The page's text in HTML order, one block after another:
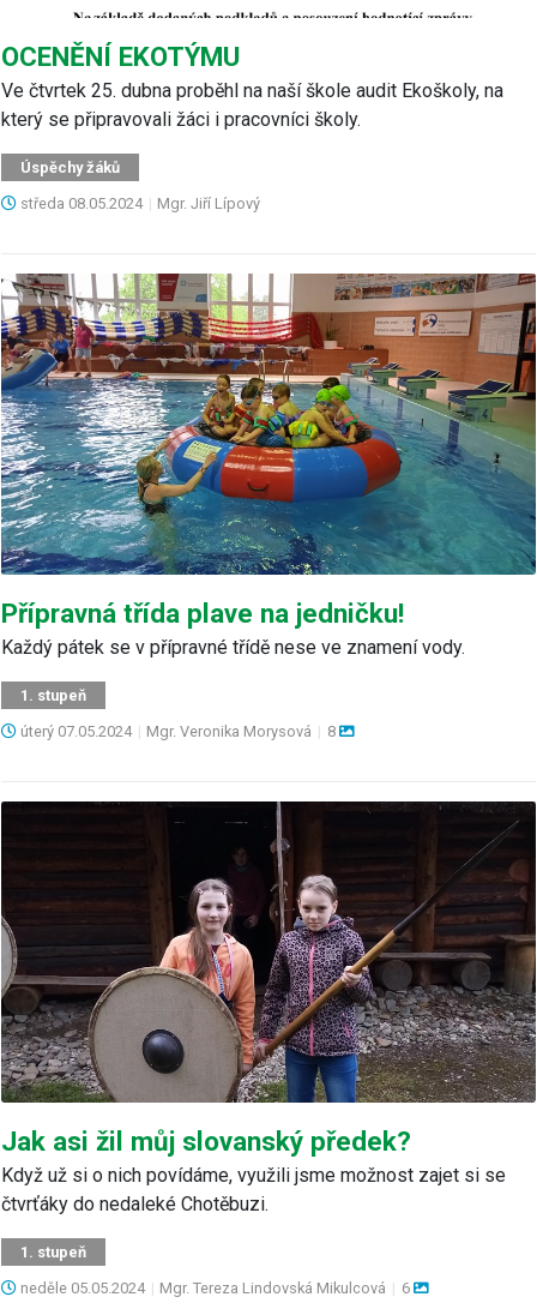
OCENĚNÍ EKOTÝMU
Ve čtvrtek 25. dubna proběhl na naší škole audit Ekoškoly, na
který se připravovali žáci i pracovníci školy.
Úspěchy žáků
středa 08.05.2024 | Mgr. Jiří Lípový
Přípravná třída plave na jedničku!
Každý pátek se v přípravné třídě nese ve znamení vody.
1. stupeň
úterý 07.05.2024 | Mgr. Veronika Morysová | 8
Jak asi žil můj slovanský předek?
Když už si o nich povídáme, využili jsme možnost zajet si se
čtvrťáky do nedaleké Chotěbuzi.
1. stupeň
neděle 05.05.2024 | Mgr. Tereza Lindovská Mikulcová | 6